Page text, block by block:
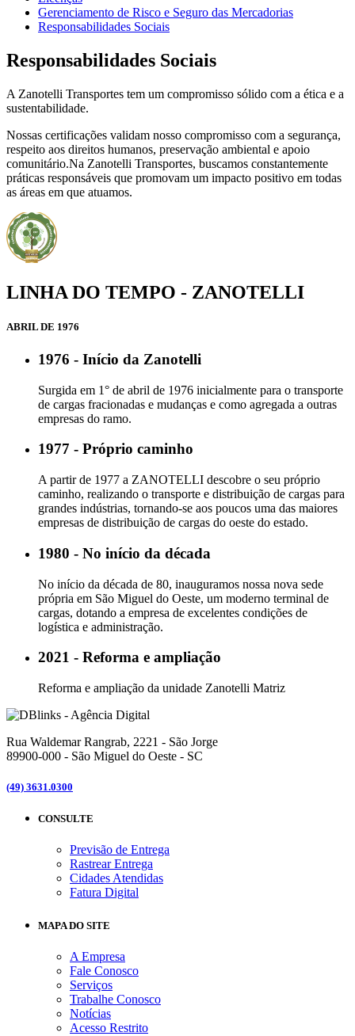
Gerenciamento de Risco e Seguro das Mercadorias
Responsabilidades Sociais
Responsabilidades Sociais
A Zanotelli Transportes tem um compromisso sólido com a ética e a
sustentabilidade.
Nossas certificações validam nosso compromisso com a segurança,
respeito aos direitos humanos, preservação ambiental e apoio
comunitário.Na Zanotelli Transportes, buscamos constantemente
práticas responsáveis que promovam um impacto positivo em todas
as áreas em que atuamos.
LINHA DO TEMPO - ZANOTELLI
ABRIL DE 1976
1976 - Início da Zanotelli
Surgida em 1° de abril de 1976 inicialmente para o transporte
de cargas fracionadas e mudanças e como agregada a outras
empresas do ramo.
1977 - Próprio caminho
A partir de 1977 a ZANOTELLI descobre o seu próprio
caminho, realizando o transporte e distribuição de cargas para
grandes indústrias, tornando-se aos poucos uma das maiores
empresas de distribuição de cargas do oeste do estado.
1980 - No início da década
No início da década de 80, inauguramos nossa nova sede
própria em São Miguel do Oeste, um moderno terminal de
cargas, dotando a empresa de excelentes condições de
logística e administração.
2021 - Reforma e ampliação
Reforma e ampliação da unidade Zanotelli Matriz
Rua Waldemar Rangrab, 2221 - São Jorge
89900-000 - São Miguel do Oeste - SC
(49) 3631.0300
CONSULTE
Previsão de Entrega
Rastrear Entrega
Cidades Atendidas
Fatura Digital
MAPA DO SITE
A Empresa
Fale Conosco
Serviços
Trabalhe Conosco
Notícias
Acesso Restrito